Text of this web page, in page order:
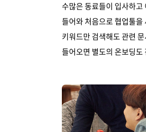
수많은 동료들이 입사하
들어와 처음으로 협업툴
키워드만 검색해도 관련
들어오면 별도의 온보딩